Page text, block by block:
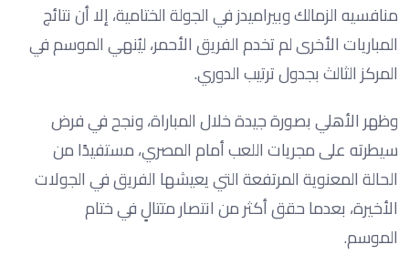
منافسيه الزمالك وبيراميدز في الجولة الختامية، إلا أن نتائج
المباريات الأخرى لم تخدم الفريق الأحمر، ليُنهي الموسم في
المركز الثالث بجدول ترتيب الدوري.
وظهر الأهلي بصورة جيدة خلال المباراة، ونجح في فرض
سيطرته على مجريات اللعب أمام المصري، مستفيدًا من
الحالة المعنوية المرتفعة التي يعيشها الفريق في الجولات
الأخيرة، بعدما حقق أكثر من انتصار متتالٍ في ختام
الموسم.